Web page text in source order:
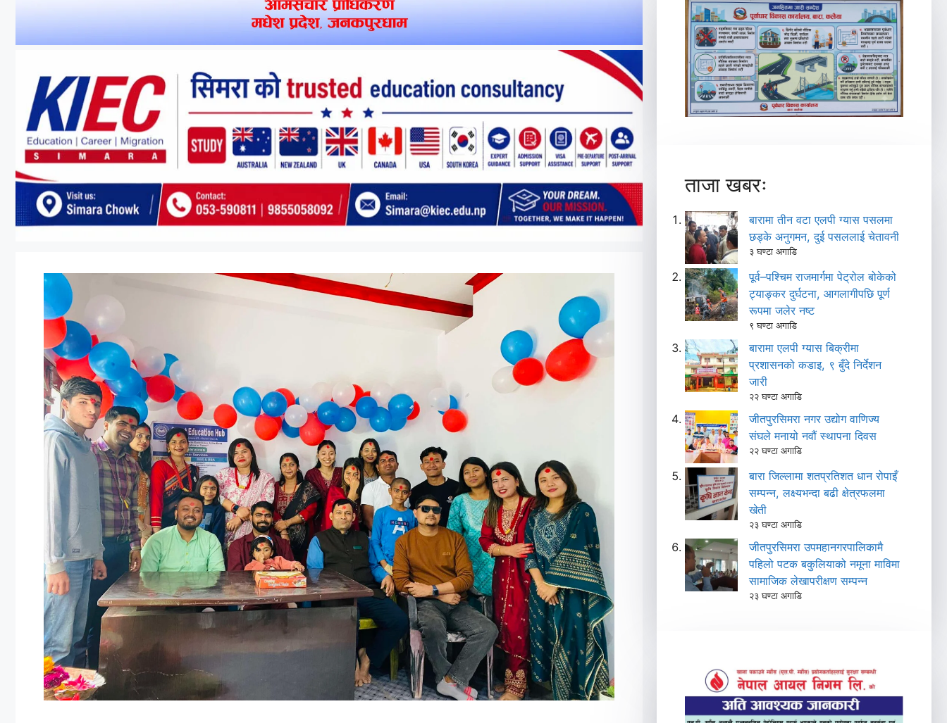
ताजा खबरः
बारामा तीन वटा एलपी ग्यास पसलमा
छड्के अनुगमन, दुई पसललाई चेतावनी
३ घण्टा अगाडि
पूर्व–पश्चिम राजमार्गमा पेट्रोल बोकेको
ट्याङ्कर दुर्घटना, आगलागीपछि पूर्ण
रूपमा जलेर नष्ट
९ घण्टा अगाडि
बारामा एलपी ग्यास बिक्रीमा
प्रशासनको कडाइ, ९ बुँदे निर्देशन
जारी
२२ घण्टा अगाडि
जीतपुरसिमरा नगर उद्योग वाणिज्य
संघले मनायो नवौं स्थापना दिवस
२२ घण्टा अगाडि
बारा जिल्लामा शतप्रतिशत धान रोपाइँ
सम्पन्न, लक्ष्यभन्दा बढी क्षेत्रफलमा
खेती
२३ घण्टा अगाडि
जीतपुरसिमरा उपमहानगरपालिकामै
पहिलो पटक बकुलियाको नमूना माविमा
सामाजिक लेखापरीक्षण सम्पन्न
२३ घण्टा अगाडि